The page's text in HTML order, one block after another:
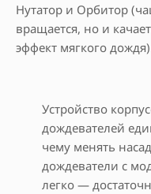
Нутатор и Орбитор
вращается, но и
эффект мягкого
Устройство
дождевателей
чему менять
дождеватели с
легко —